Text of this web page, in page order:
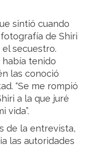
sintió cuando
de Shiri
secuestro.
había tenido
las conoció
“Se me rompió
a la que juré
vida”.
de la entrevista,
las autoridades